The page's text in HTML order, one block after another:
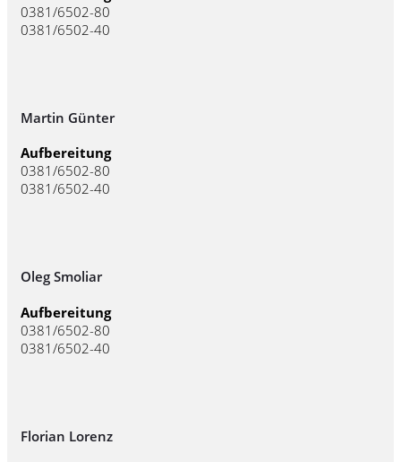
0381/6502-80
0381/6502-40
Martin Günter
Aufbereitung
0381/6502-80
0381/6502-40
Oleg Smoliar
Aufbereitung
0381/6502-80
0381/6502-40
Florian Lorenz